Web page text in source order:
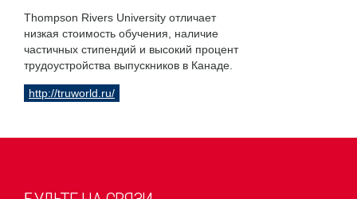
Thompson Rivers University отличает
низкая стоимость обучения, наличие
частичных стипендий и высокий процент
трудоустройства выпускников в Канаде.
http://truworld.ru/